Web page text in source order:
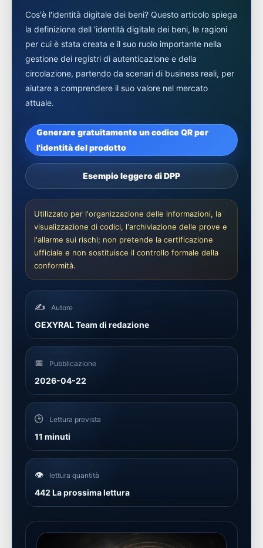
Cos'è l'identità digitale dei beni? Questo articolo spiega
la definizione dell 'identità digitale dei beni, le ragioni
per cui è stata creata e il suo ruolo importante nella
gestione dei registri di autenticazione e della
circolazione, partendo da scenari di business reali, per
aiutare a comprendere il suo valore nel mercato
attuale.
Generare gratuitamente un codice QR per
l'identità del prodotto
Esempio leggero di DPP
Utilizzato per l'organizzazione delle informazioni, la
visualizzazione di codici, l'archiviazione delle prove e
l'allarme sui rischi; non pretende la certificazione
ufficiale e non sostituisce il controllo formale della
conformità.
✍️ Autore
GEXYRAL Team di redazione
📅 Pubblicazione
2026-04-22
🕒 Lettura prevista
11 minuti
👁️ lettura quantità
442 La prossima lettura